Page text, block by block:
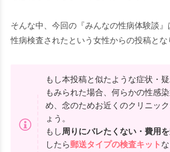
そんな中、今回の『みんなの性病体験談
性病検査されたという女性からの投稿とな
もし本投稿と似たような症状・
もみられた場合、何らかの性感
め、念のためお近くのクリニッ
ょう。
もし周りにバレたくない・費用
したら郵送タイプの検査キット